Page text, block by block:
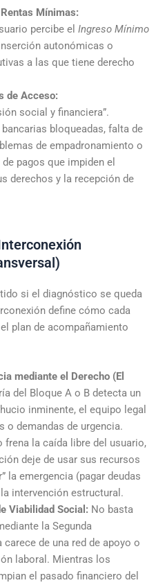
Mínimas:
percibe el Ingreso Mínimo
autonómicas o
a las que tiene derecho
de Acceso:
social y financiera”.
bloqueadas, falta de
de empadronamiento o
pagos que impiden el
derechos y la recepción de
si el diagnóstico se queda
define cómo cada
plan de acompañamiento
mediante el Derecho (El
del Bloque A o B detecta un
inminente, el equipo legal
o demandas de urgencia.
frena la caída libre del usuario,
deje de usar sus recursos
la emergencia (pagar deudas
intervención estructural.
Viabilidad Social: No basta
la Segunda
de una red de apoyo o
laboral. Mientras los
el pasado financiero del